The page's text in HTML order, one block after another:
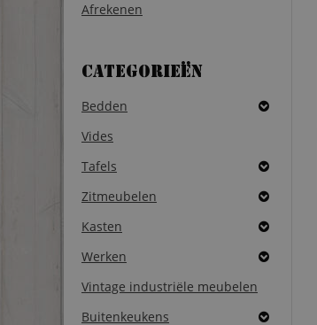
Afrekenen
Categorieën
Bedden
Vides
Tafels
Zitmeubelen
Kasten
Werken
Vintage industriële meubelen
Buitenkeukens